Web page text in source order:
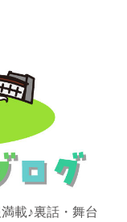
載♪裏話・舞台